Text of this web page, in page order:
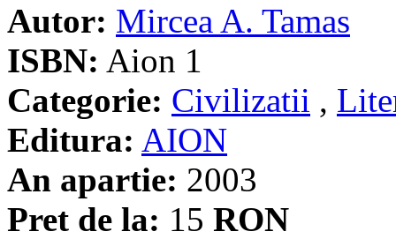
Autor: Mircea A. Tamas
ISBN: Aion 1
Categorie: Civilizatii ,
Editura: AION
An apartie: 2003
Pret de la: 15 RON